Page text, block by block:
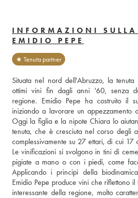
INFORMAZIONI SULLA
EMIDIO PEPE
★ Tenuta partner
Situata nel nord dell'Abruzzo, la tenuta
ottimi vini fin dagli anni '60, senza
regione. Emidio Pepe ha costruito il
iniziando a lavorare un appezzamento
Oggi la figlia e la nipote Chiara lo
tenuta, che è cresciuta nel corso degli
complessivamente su 27 ettari, di cui 17
Le vinificazioni si svolgono in tini di
pigiate a mano o con i piedi, come
Applicando i principi della
Emidio Pepe produce vini che riflettono
interessante della regione, molto